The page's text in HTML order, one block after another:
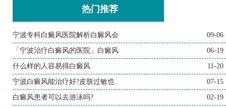
热门推荐
宁波专科白癜风医院解析白癜风会 09-06
「宁波治疗白癜风的医院」白癜风 06-19
什么样的人容易得白癜风 11-20
宁波白癜风能治疗好?皮肤过敏也 07-15
白癜风患者可以去游泳吗? 02-19